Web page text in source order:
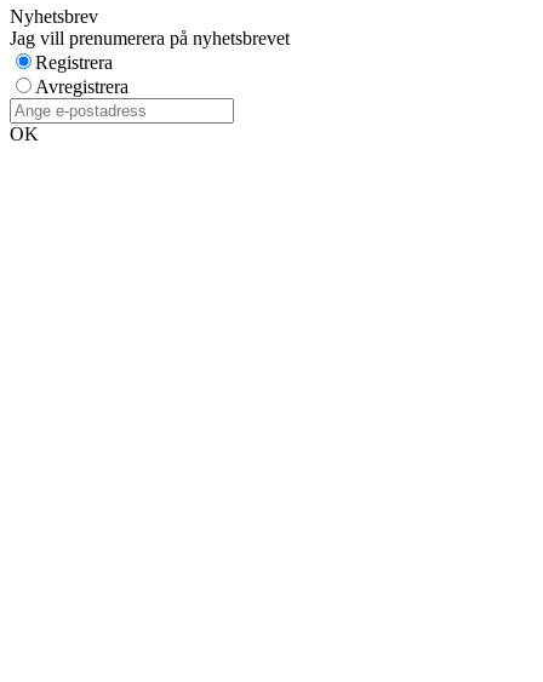
Nyhetsbrev
Jag vill prenumerera på nyhetsbrevet
Registrera
Avregistrera
OK